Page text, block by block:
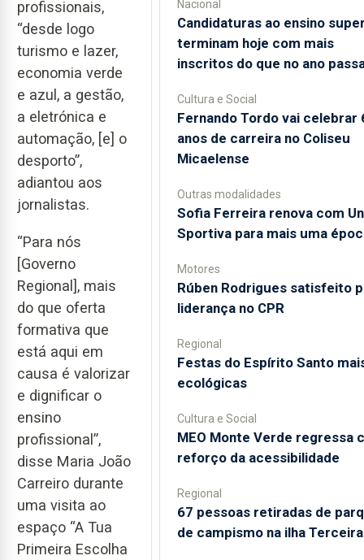
profissionais,
“desde logo
turismo e lazer,
economia verde
e azul, a gestão,
a eletrónica e
automação, [e] o
desporto”,
adiantou aos
jornalistas.
“Para nós
[Governo
Regional], mais
do que oferta
formativa que
está aqui em
causa é valorizar
e dignificar o
ensino
profissional”,
disse Maria João
Carreiro durante
uma visita ao
espaço “A Tua
Primeira Escolha
Nacional
Candidaturas ao ensino
terminam hoje com mais
inscritos do que no ano
Cultura e Social
Fernando Tordo vai celebrar
anos de carreira no Coliseu
Micaelense
Outras modalidades
Sofia Ferreira renova com
Sportiva para mais uma
Motores
Rúben Rodrigues satisfeito
liderança no CPR
Regional
Festas do Espírito Santo
ecológicas
Cultura e Social
MEO Monte Verde regressa
reforço da acessibilidade
Regional
67 pessoas retiradas de
de campismo na ilha Terceira